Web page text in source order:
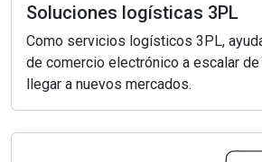
Soluciones logísticas 3PL
Como servicios logísticos 3PL,
de comercio electrónico a escalar
llegar a nuevos mercados.